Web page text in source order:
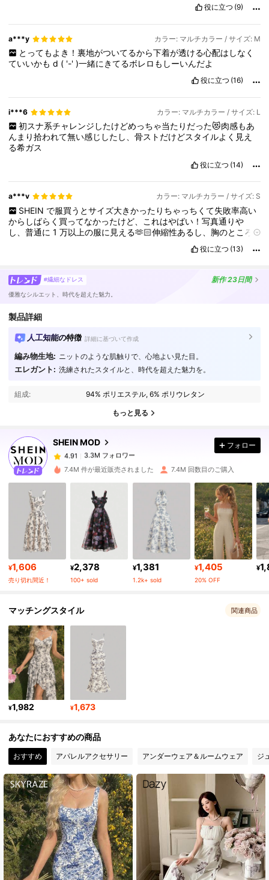
役に立つ (9)
a***y カラー: マルチカラー / サイズ: M
とってもよき！裏地がついてるから下着が透ける心配はしなく
ていいかもd ( '-')一緒にきてるボレロもしーいんだよ
役に立つ (16)
i***6 カラー: マルチカラー / サイズ: L
初スナ系チャレンジしたけどめっちゃ当たりだった😻肉感もあ
んまり拾われて無い感じしたし、骨ストだけどスタイルよく見え
る希ガス
役に立つ (14)
a***v カラー: マルチカラー / サイズ: S
SHEIN で服買うとサイズ大きかったりちゃっちくて失敗率高い
からしばらく買ってなかったけど、これはやばい！写真通りや
し、普通に1万以上の服に見える🫶🏻伸縮性あるし、胸のところ
役に立つ (13)
#繊細なドレス 新作23日間
優雅なシルエット、時代を超えた魅力。
製品詳細
人工知能の特徴 詳細に基づいて作成
編み物生地: ニットのような肌触りで、心地よい見た目。
エレガント: 洗練されたスタイルと、時代を超えた魅力を。
組成: 94% ポリエステル, 6% ポリウレタン
もっと見る
SHEIN MOD
4.91 3.3M フォロワー
3.3M フォロワー
4.91
3.3M フォロワー
か***こは12時間前 に購入しました
4.91 3.3M フォロワー
3.3M フォロワー
4.91 3.3M フォロワー
3.3M フォロワー
3.3M フォロワー
4.91 3.3M フォロワー
3.3M フォロワー
フォロー
7.4M 件が最近販売されました 7.4M 回数目のご購入
¥1,606
売り切れ間近！
¥2,378
100+ sold
¥1,381
1.2k+ sold
¥1,405
20% OFF
¥
マッチングスタイル 関連商品
¥1,982 ¥1,673
あなたにおすすめの商品
おすすめ アパレルアクセサリー アンダーウェア＆ルームウェア ジ